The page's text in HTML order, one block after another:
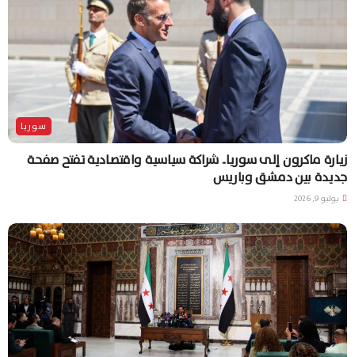
سوريا
زيارة ماكرون إلى سوريا.. شراكة سياسية واقتصادية تفتح صفحة
جديدة بين دمشق وباريس
يوليو 9, 2026